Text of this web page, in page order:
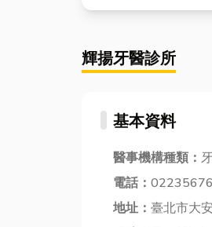
輝揚牙醫診所
基本資料
醫事機構種類：
電話：
地址： 臺北市大